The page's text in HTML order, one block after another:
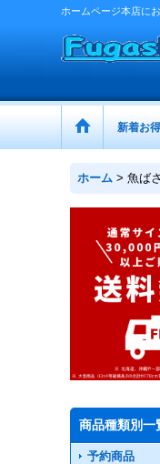
ホームページ本店に
新着お
ホーム > 魚ば
商品種類別一
予約商品